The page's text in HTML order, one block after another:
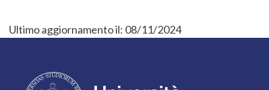
Ultimo aggiornamento il: 08/11/2024